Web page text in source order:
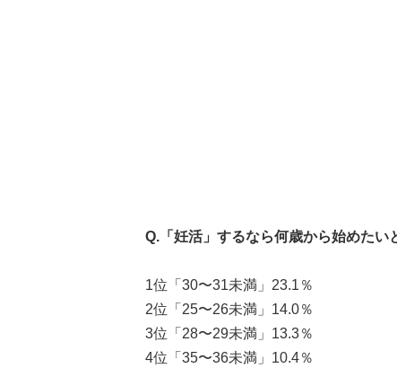
Q.「妊活」するなら何歳から始めたい
1位「30〜31未満」23.1％
2位「25〜26未満」14.0％
3位「28〜29未満」13.3％
4位「35〜36未満」10.4％